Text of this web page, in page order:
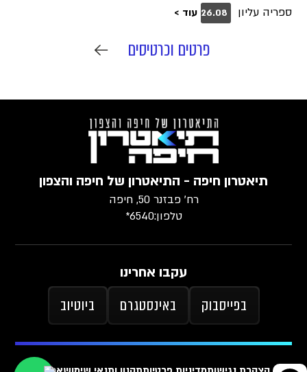
ספריה עליון
26.08 עוד >
פרטים וכרטיסים
תיאטרון חיפה - התיאטרון של חיפה והצפון
רח׳ פבזנר 50, חיפה
טלפון:6540*
עקבו אחרינו
בפייסבוק באינסטגרם ביוטיוב